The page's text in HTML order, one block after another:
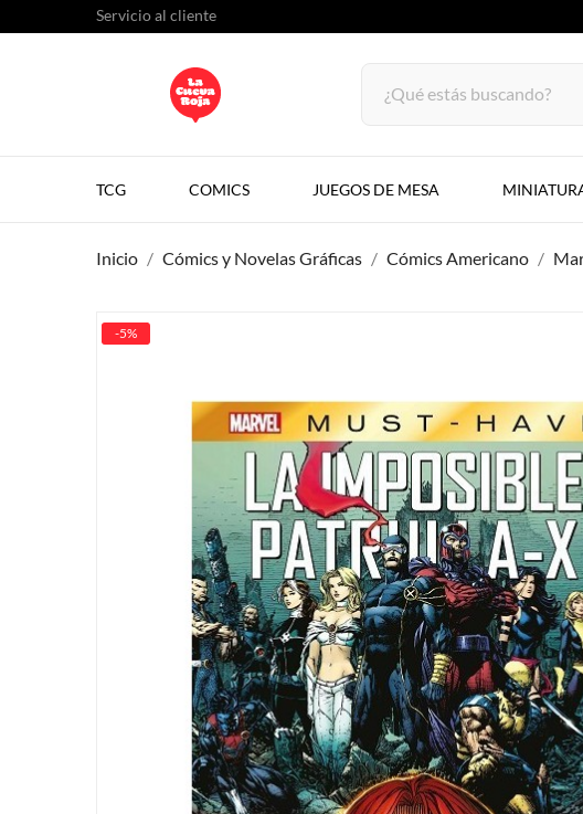
Servicio al cliente
TCG COMICS JUEGOS DE MESA
Inicio Cómics y Novelas Gráficas Cómics Americano
-5%